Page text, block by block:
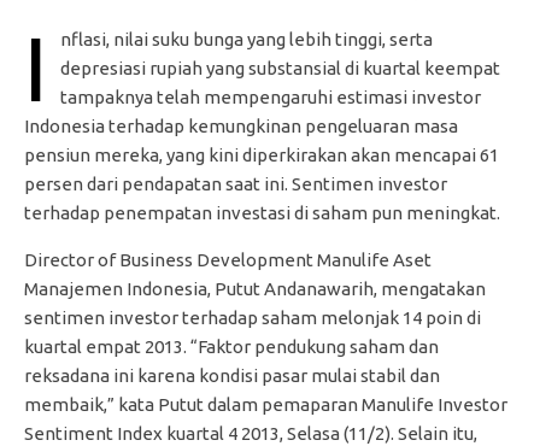
I
nflasi, nilai suku bunga yang lebih tinggi, serta
depresiasi rupiah yang substansial di kuartal keempat
tampaknya telah mempengaruhi estimasi investor
Indonesia terhadap kemungkinan pengeluaran masa
pensiun mereka, yang kini diperkirakan akan mencapai 61
persen dari pendapatan saat ini. Sentimen investor
terhadap penempatan investasi di saham pun meningkat.
Director of Business Development Manulife Aset
Manajemen Indonesia, Putut Andanawarih, mengatakan
sentimen investor terhadap saham melonjak 14 poin di
kuartal empat 2013. “Faktor pendukung saham dan
reksadana ini karena kondisi pasar mulai stabil dan
membaik,” kata Putut dalam pemaparan Manulife Investor
Sentiment Index kuartal 4 2013, Selasa (11/2). Selain itu,